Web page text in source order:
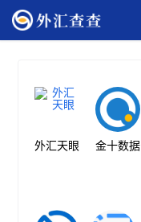
外汇天眼 金十数据